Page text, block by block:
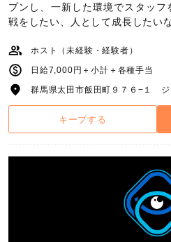
プンし、一新した環境でスタッ
戦をしたい、人として成長したい
ホスト（未経験・経験者）
日給7,000円＋小計＋各種手当
群馬県太田市飯田町９７６−１
キープする